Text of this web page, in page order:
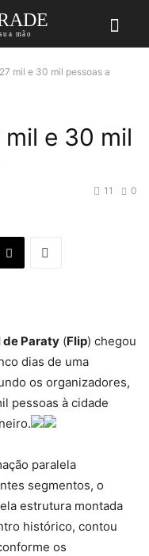
mão
mil e 30 mil pessoas a
e 30 mil
0
11
de Paraty (Flip) chegou
dias de uma
os organizadores,
pessoas à cidade
paralela
segmentos, o
estrutura montada
histórico, contou
os